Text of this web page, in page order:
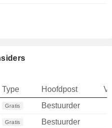
Type Hoofdpost
Gratis Bestuurder
Gratis Bestuurder